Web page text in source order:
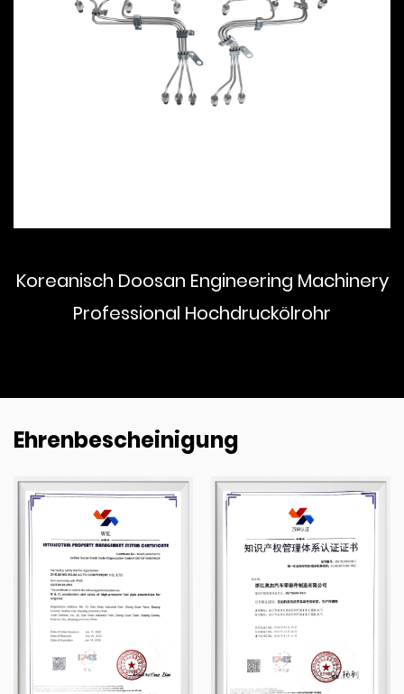
Koreanisch Doosan Engineering Machinery
Professional Hochdruckölrohr
Ehrenbescheinigung